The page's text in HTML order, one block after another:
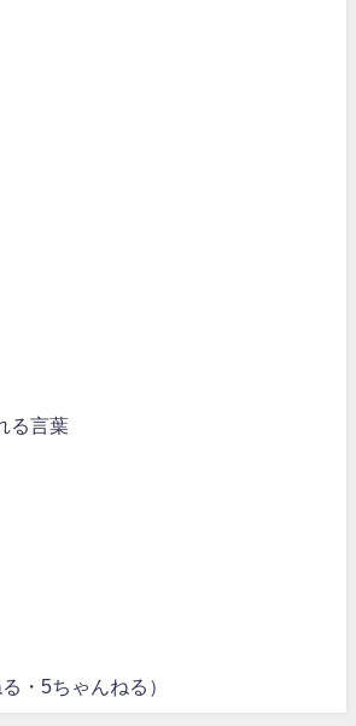
る言葉
・5ちゃんねる）